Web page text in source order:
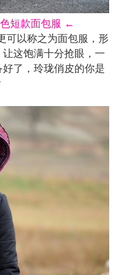
短款面包服 ←
以称之为面包服，形
这饱满十分抢眼，一
了，玲珑俏皮的你是